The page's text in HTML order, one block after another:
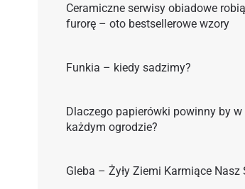
Ceramiczne serwisy obiadowe robią
furorę – oto bestsellerowe wzory
Funkia – kiedy sadzimy?
Dlaczego papierówki powinny by w
każdym ogrodzie?
Gleba – Żyły Ziemi Karmiące Nasz